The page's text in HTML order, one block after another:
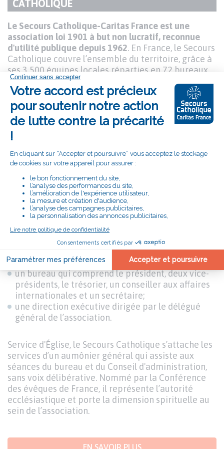
TITRE
PARAGRAPHE
CATHOLIQUE
Texte
Le Secours Catholique-Caritas France est une
association loi 1901 à but non lucratif, reconnue
d'utilité publique depuis 1962. En France, le Secours
Catholique couvre l’ensemble du territoire, grâce à
ses 3 500 équipes locales réparties en 72 bureaux
locaux appelés "délégations". À l’international,
l’association est membre de la confédération
Caritas Internationalis présente partout dans le
monde à travers ses 165 Caritas membres. Le
Secours Catholique-Caritas France développe ses
actions à l’étranger en lien étroit avec ces Caritas
Le Secours Catholique-Caritas France est dirigé par
un président issu de son Conseil d'administration
élu pour trois ans.
L’association est gouvernée par :
une Assemblée générale, qui se réunit une fois
un Conseil d'administration qui se réunit tous les
mois;
un bureau qui comprend le président, deux vice-
présidents, le trésorier, un conseiller aux affaires
internationales et un secrétaire;
une direction exécutive dirigée par le délégué
général de l’association.
Service d'Église, le Secours Catholique s’attache les
services d’un aumônier général qui assiste aux
séances du bureau et du Conseil d'administration,
sans voix délibérative. Nommé par la Conférence
des évêques de France, il représente l’autorité
ecclésiastique et porte la dimension spirituelle au
sein de l’association.
EN SAVOIR PLUS